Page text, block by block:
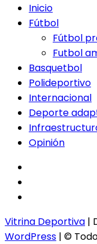
Inicio
Fútbol
Fútbol
Futbol
Basquetbol
Polideportivo
Internacional
Deporte
Opinión
Vitrina Deportiva |
WordPress | ©